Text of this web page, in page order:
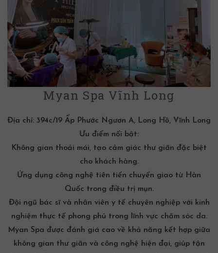
Myan Spa Vĩnh Long
Địa chỉ: 394c/19 Ấp Phước Ngươn A, Long Hồ, Vĩnh Long
Ưu điểm nổi bật:
Không gian thoải mái, tạo cảm giác thư giãn đặc biệt
cho khách hàng.
Ứng dụng công nghệ tiên tiến chuyển giao từ Hàn
Quốc trong điều trị mụn.
Đội ngũ bác sĩ và nhân viên y tế chuyên nghiệp với kinh
nghiệm thực tế phong phú trong lĩnh vực chăm sóc da.
Myan Spa được đánh giá cao về khả năng kết hợp giữa
không gian thư giãn và công nghệ hiện đại, giúp tận